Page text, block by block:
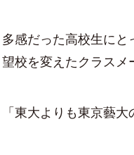
多感だった高校生に
望校を変えたクラスメ
「東大よりも東京藝大